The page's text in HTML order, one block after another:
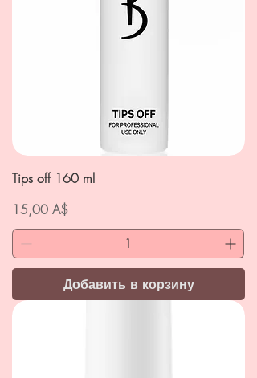
Tips off 160 ml
Цена
15,00 A$
Добавить в корзину